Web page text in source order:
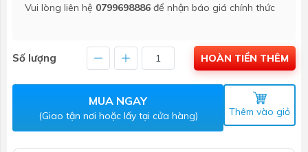
Vui lòng liên hệ 0799698886 để nhận báo giá chính thức
Số lượng HOÀN TIỀN THÊM
MUA NGAY
(Giao tận nơi hoặc lấy tại cửa hàng) Thêm vào giỏ